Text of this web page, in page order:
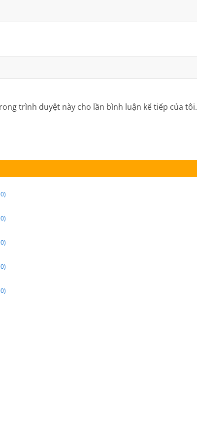
trình duyệt này cho lần bình luận kế tiếp của tôi.